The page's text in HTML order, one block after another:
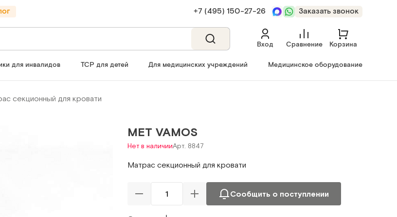
+7 (495) 150‑27‑26 Заказать звонок
Вход Сравнение Корзина
для инвалидов ТСР для детей Для медицинских учреждений Медицинское оборудование
секционный для кровати
MET VAMOS
Нет в наличииАрт. 8847
Матрас секционный для кровати
Сообщить о поступлении